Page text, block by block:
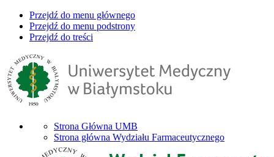
Przejdź do menu głównego
Przejdź do menu podstrony
Przejdź do treści
Strona Główna UMB
Strona główna Wydziału Farmaceutycznego